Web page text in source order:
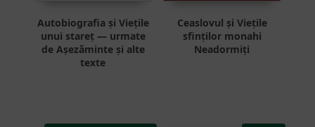
Autobiografia și Viețile
unui stareț — urmate
de Așezăminte și alte
texte
Ceaslovul și Viețile
sfinților monahi
Neadormiți